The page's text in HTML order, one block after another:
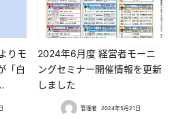
りモ
「白
2024年6月度 経営者モーニ
ングセミナー開催情報を更新
しました
管理者 2024年5月21日